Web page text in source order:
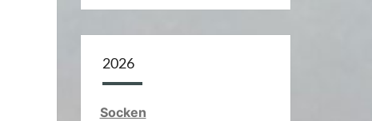
2026
Socken